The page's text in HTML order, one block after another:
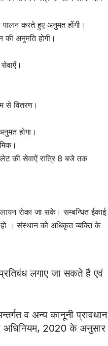
पालन करते हुए अनुमत होंगी।
की अनुमति होगी।
से वितरण।
होगा।
की सेवाऐं रात्रि 8 बजे तक
रोका जा सके। सम्बन्धित ईकाई
हो । संस्थान को अधिकृत व्यक्ति के
लगाए जा सकते हैं एवं
व अन्य कानूनी प्रावधान
अधिनियम, 2020 के अनुसार